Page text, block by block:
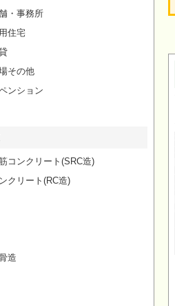
・事務所
住宅
その他
ンション
コンクリート(SRC造)
クリート(RC造)
造